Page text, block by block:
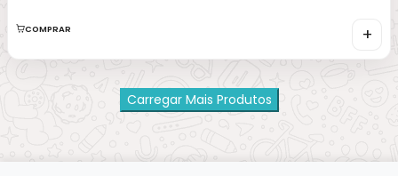
COMPRAR +
Carregar Mais Produtos